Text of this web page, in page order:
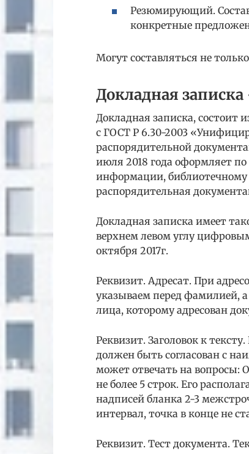
Резюмирующий.
конкретные
Могут составляться не
Докладная записка
Докладная записка, состоит
с ГОСТ Р 6.30-2003
распорядительной
июля 2018 года оформляет по
информации, библиотечному
распорядительная
Докладная записка имеет
верхнем левом углу
октября 2017г.
Реквизит. Адресат. При
указываем перед фамилией,
лица, которому адресован
Реквизит. Заголовок к
должен быть согласован с
может отвечать на вопросы:
не более 5 строк. Его
надписей бланка 2-3
интервал, точка в конце не
Реквизит. Тест документа.